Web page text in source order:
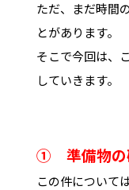
ただ、まだ時間
とがあります。
そこで今回は、
していきます。
➀ 準備物の
この件について